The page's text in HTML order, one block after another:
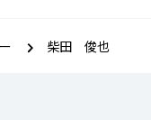
柴田 俊也